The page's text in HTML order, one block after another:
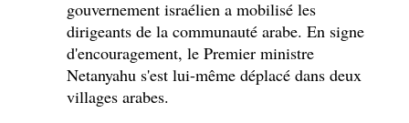
gouvernement israélien a mobilisé les
dirigeants de la communauté arabe. En signe
d'encouragement, le Premier ministre
Netanyahu s'est lui-même déplacé dans deux
villages arabes.